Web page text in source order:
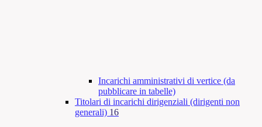
Incarichi amministrativi di vertice (da
pubblicare in tabelle)
Titolari di incarichi dirigenziali (dirigenti non
generali) 16